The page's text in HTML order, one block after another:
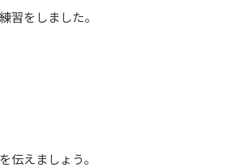
習をしました。
伝えましょう。